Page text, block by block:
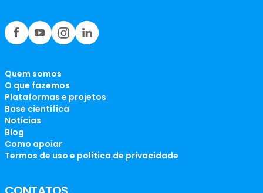
Quem somos
O que fazemos
Plataformas e projetos
Base científica
Notícias
Blog
Como apoiar
Termos de uso e política de privacidade